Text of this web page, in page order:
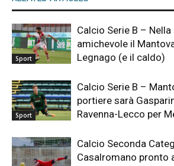
Sport
Calcio Serie B –
amichevole il
Legnago (e il caldo)
Sport
Calcio Serie B –
portiere sarà
Ravenna-Lecco per
Calcio Seconda
Casalromano pronto